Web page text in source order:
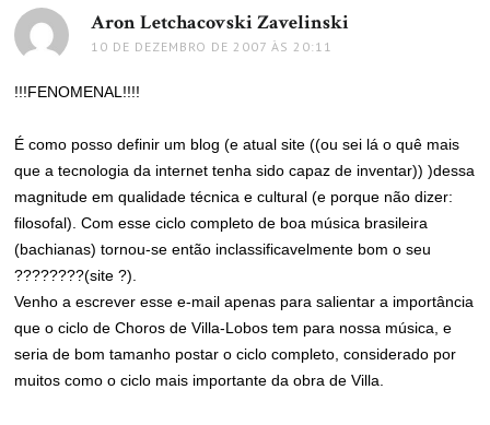
Aron Letchacovski Zavelinski
10 DE DEZEMBRO DE 2007 ÀS 20:11
!!!FENOMENAL!!!!
É como posso definir um blog (e atual site ((ou sei lá o quê mais
que a tecnologia da internet tenha sido capaz de inventar)) )dessa
magnitude em qualidade técnica e cultural (e porque não dizer:
filosofal). Com esse ciclo completo de boa música brasileira
(bachianas) tornou-se então inclassificavelmente bom o seu
????????(site ?).
Venho a escrever esse e-mail apenas para salientar a importância
que o ciclo de Choros de Villa-Lobos tem para nossa música, e
seria de bom tamanho postar o ciclo completo, considerado por
muitos como o ciclo mais importante da obra de Villa.